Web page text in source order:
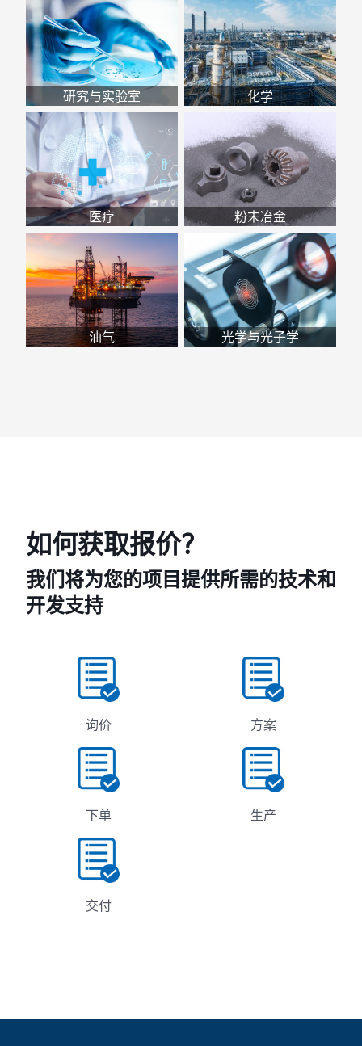
研究与实验室 化学
医疗 粉末冶金
油气 光学与光子学
如何获取报价？
我们将为您的项目提供所需的技术和
开发支持
询价 方案
下单 生产
交付